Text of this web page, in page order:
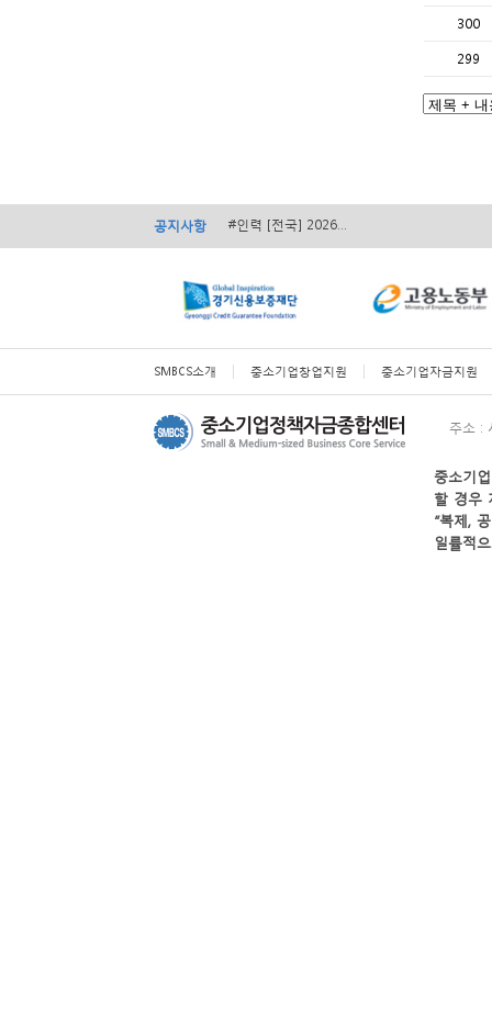
300
299
공지사항
#인력 [전국] 2026...
#경영 [전국] ...
#경영 [전국] 2026...
SMBCS소개 중소기업창업지원 중소기업자금지원
주소 :
할 경우
일률적